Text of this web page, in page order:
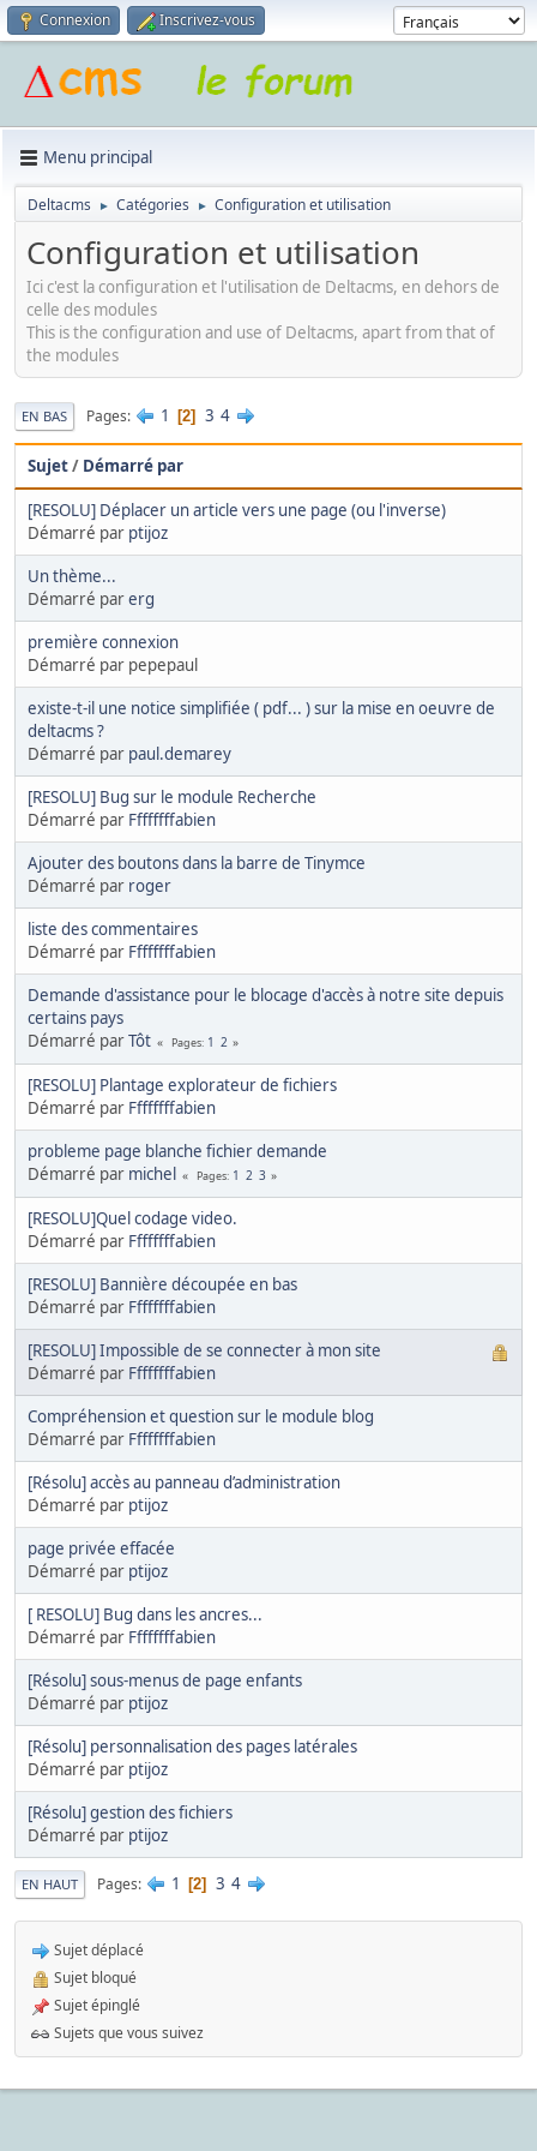
Connexion Inscrivez-vous
Menu principal
Deltacms ► Catégories ► Configuration et utilisation
Configuration et utilisation
Ici c'est la configuration et l'utilisation de Deltacms, en dehors de
celle des modules
This is the configuration and use of Deltacms, apart from that of
the modules
EN BAS Pages 1 2 3 4
Sujet/ Démarré par
[RESOLU] Déplacer un article vers une page (ou l'inverse)
Démarré par ptijoz
Un thème...
Démarré parerg
première connexion
Démarré par pepepaul
existe-t-il une notice simplifiée ( pdf... ) sur la mise en oeuvre de
deltacms ?
Démarré par paul.demarey
[RESOLU] Bug sur le module Recherche
Démarré par Ffffffffabien
Ajouter des boutons dans la barre de Tinymce
Démarré par roger
liste des commentaires
Démarré par Ffffffffabien
Demande d'assistance pour le blocage d'accès à notre site depuis
certains pays
Démarré parTôt Pages 1 2
[RESOLU] Plantage explorateur de fichiers
Démarré par Ffffffffabien
probleme page blanche fichier demande
Démarré par michel Pages 1 2 3
[RESOLU]Quel codage video.
Démarré par Ffffffffabien
[RESOLU] Bannière découpée en bas
Démarré par Ffffffffabien
[RESOLU] Impossible de se connecter à mon site
Démarré par Ffffffffabien
Compréhension et question sur le module blog
Démarré par Ffffffffabien
[Résolu] accès au panneau d’administration
Démarré par ptijoz
page privée effacée
Démarré par ptijoz
[ RESOLU] Bug dans les ancres...
Démarré par Ffffffffabien
[Résolu] sous-menus de page enfants
Démarré par ptijoz
[Résolu] personnalisation des pages latérales
Démarré par ptijoz
[Résolu] gestion des fichiers
Démarré par ptijoz
EN HAUT Pages 1 2 3 4
Sujet déplacé
Sujet bloqué
Sujet épinglé
Sujets que vous suivez